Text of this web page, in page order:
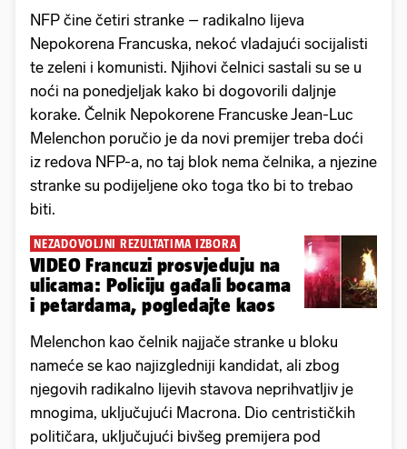
NFP čine četiri stranke – radikalno lijeva
Nepokorena Francuska, nekoć vladajući socijalisti
te zeleni i komunisti. Njihovi čelnici sastali su se u
noći na ponedjeljak kako bi dogovorili daljnje
korake. Čelnik Nepokorene Francuske Jean-Luc
Melenchon poručio je da novi premijer treba doći
iz redova NFP-a, no taj blok nema čelnika, a njezine
stranke su podijeljene oko toga tko bi to trebao
biti.
NEZADOVOLJNI REZULTATIMA IZBORA
VIDEO Francuzi prosvjeduju na
ulicama: Policiju gađali bocama
i petardama, pogledajte kaos
Melenchon kao čelnik najjače stranke u bloku
nameće se kao najizgledniji kandidat, ali zbog
njegovih radikalno lijevih stavova neprihvatljiv je
mnogima, uključujući Macrona. Dio centrističkih
političara, uključujući bivšeg premijera pod